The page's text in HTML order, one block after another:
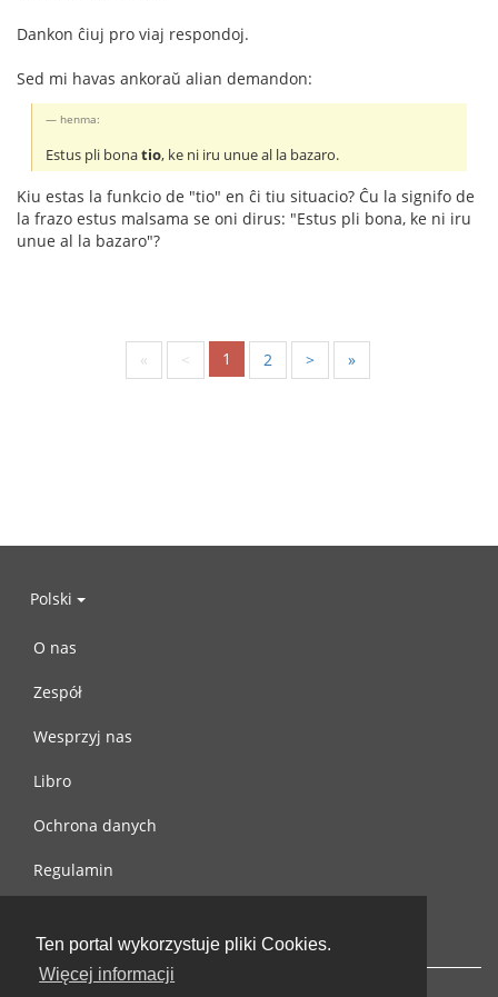
Ten portal wykorzystuje pliki Cookies.
Więcej informacji
Dankon ĉiuj pro viaj respondoj.
Sed mi havas ankoraŭ alian demandon:
henma:
Estus pli bonatio, ke ni iru unue al la bazaro.
Kiu estas la funkcio de "tio" en ĉi tiu situacio? Ĉu la signifo de
la frazo estus malsama se oni dirus: "Estus pli bona, ke ni iru
unue al la bazaro"?
« < 1 2 > »
Polski
O nas
Zespół
Wesprzyj nas
Libro
Ochrona danych
Regulamin